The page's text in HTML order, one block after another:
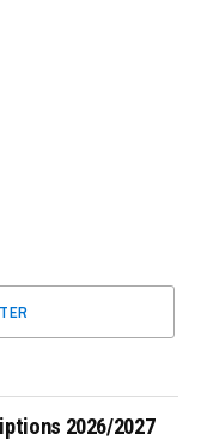
2026/2027